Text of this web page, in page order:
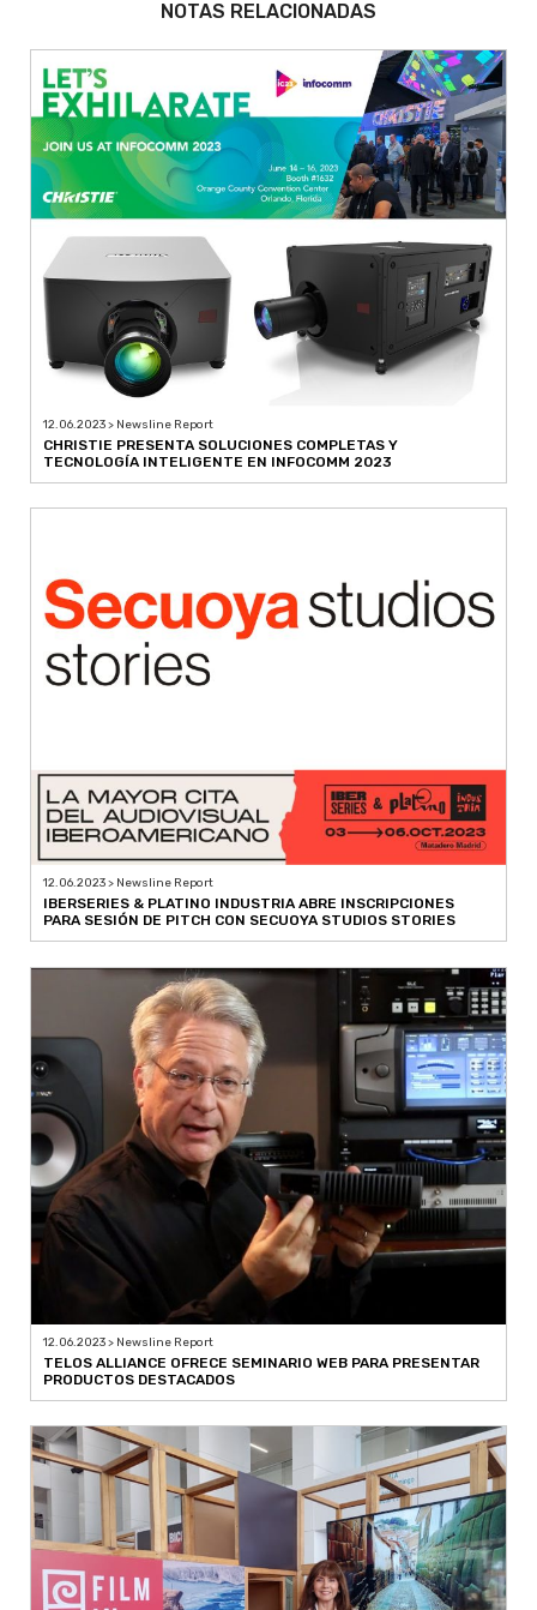
NOTAS RELACIONADAS
12.06.2023 > Newsline Report
CHRISTIE PRESENTA SOLUCIONES COMPLETAS Y
TECNOLOGÍA INTELIGENTE EN INFOCOMM 2023
12.06.2023 > Newsline Report
IBERSERIES & PLATINO INDUSTRIA ABRE INSCRIPCIONES
PARA SESIÓN DE PITCH CON SECUOYA STUDIOS STORIES
12.06.2023 > Newsline Report
TELOS ALLIANCE OFRECE SEMINARIO WEB PARA PRESENTAR
PRODUCTOS DESTACADOS